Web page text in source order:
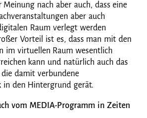
Meinung nach aber auch, dass eine
aber auch
Raum verlegt werden
Vorteil ist es, dass man mit den
im virtuellen Raum wesentlich
kann und natürlich auch das
damit verbundene
den Hintergrund gerät.
vom MEDIA-Programm in Zeiten